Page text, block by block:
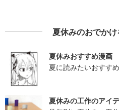
夏休みのおでか
夏休みおすすめ漫画
夏に読みたいおすす
夏休みの工作のアイ